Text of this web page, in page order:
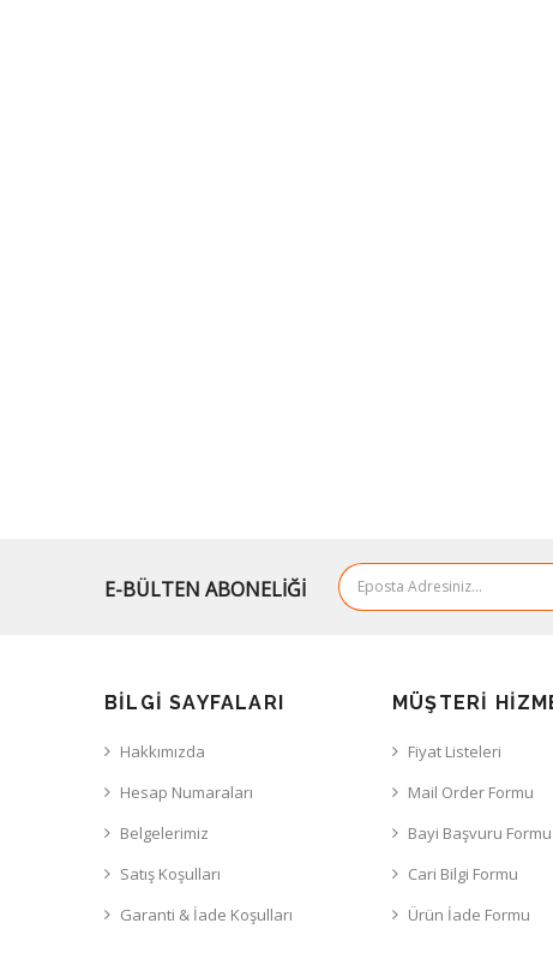
E-BÜLTEN ABONELİĞİ
BILGI SAYFALARI
Hakkımızda
Hesap Numaraları
Belgelerimiz
Satış Koşulları
Garanti & İade Koşulları
MÜŞTERI
Fiyat Listeleri
Mail Order Formu
Bayi Başvuru Formu
Cari Bilgi Formu
Ürün İade Formu